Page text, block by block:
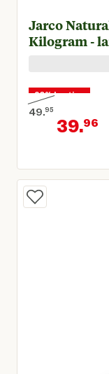
Jarco
Kilogram -
20% korting
49.95
39.96